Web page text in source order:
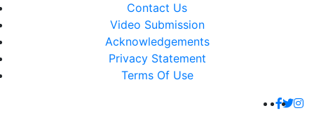
Contact Us
Video Submission
Acknowledgements
Privacy Statement
Terms Of Use